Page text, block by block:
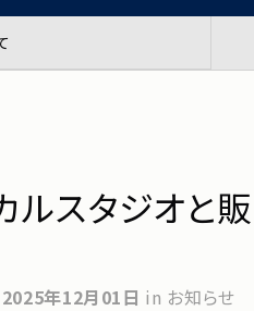
ルスタジオ
2025年12月01日 in お知らせ